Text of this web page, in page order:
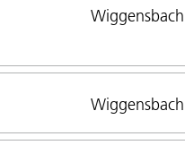
Wiggensbach
Wiggensbach